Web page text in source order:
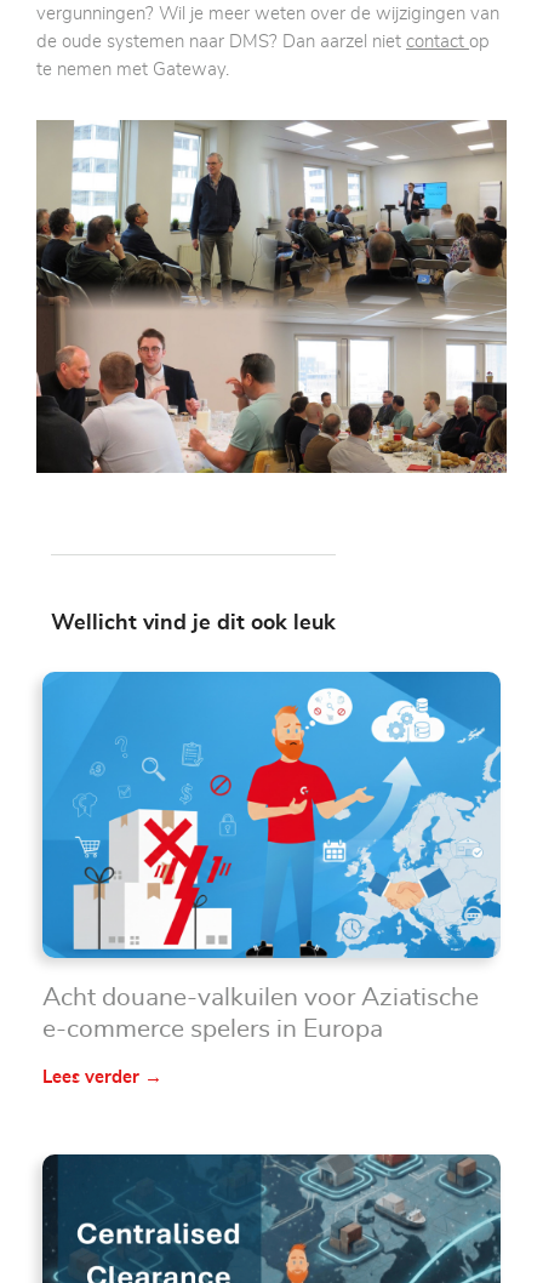
vergunningen? Wil je meer weten over de wijzigingen van
de oude systemen naar DMS? Dan aarzel niet contact op
te nemen met Gateway.
Wellicht vind je dit ook leuk
Acht douane-valkuilen voor Aziatische
e-commerce spelers in Europa
Lees verder →